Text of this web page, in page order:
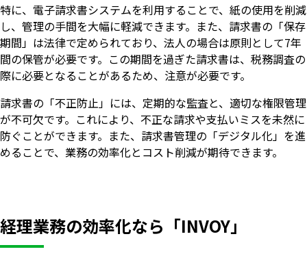
特に、電子請求書システムを利用することで、紙の使用を削減
し、管理の手間を大幅に軽減できます。また、請求書の「保存
期間」は法律で定められており、法人の場合は原則として7年
間の保管が必要です。この期間を過ぎた請求書は、税務調査の
際に必要となることがあるため、注意が必要です。
請求書の「不正防止」には、定期的な監査と、適切な権限管理
が不可欠です。これにより、不正な請求や支払いミスを未然に
防ぐことができます。また、請求書管理の「デジタル化」を進
めることで、業務の効率化とコスト削減が期待できます。
経理業務の効率化なら「INVOY」